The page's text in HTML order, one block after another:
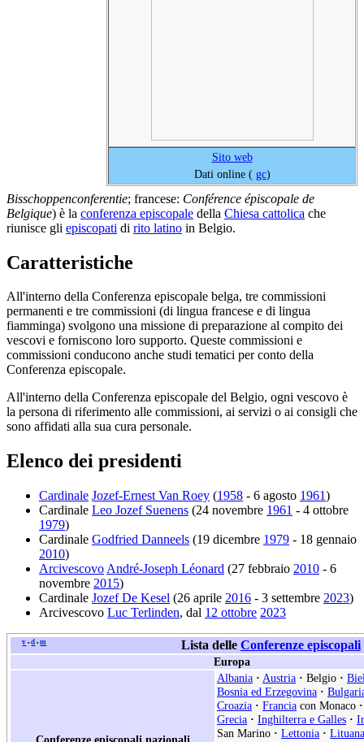
Sito web
Dati online ( gc)
Bisschoppenconferentie; francese: Conférence épiscopale de
Belgique) è la conferenza episcopale della Chiesa cattolica che
riunisce gli episcopati di rito latino in Belgio.
Caratteristiche
All'interno della Conferenza episcopale belga, tre commissioni
permanenti e tre commissioni (di lingua francese e di lingua
fiamminga) svolgono una missione di preparazione al compito dei
vescovi e forniscono loro supporto. Queste commissioni e
commissioni conducono anche studi tematici per conto della
Conferenza episcopale.
All'interno della Conferenza episcopale del Belgio, ogni vescovo è
la persona di riferimento alle commissioni, ai servizi o ai consigli che
sono affidati alla sua cura personale.
Elenco dei presidenti
Cardinale Jozef-Ernest Van Roey (1958 - 6 agosto 1961)
Cardinale Leo Jozef Suenens (24 novembre 1961 - 4 ottobre
1979)
Cardinale Godfried Danneels (19 dicembre 1979 - 18 gennaio
2010)
Arcivescovo André-Joseph Léonard (27 febbraio 2010 - 6
novembre 2015)
Cardinale Jozef De Kesel (26 aprile 2016 - 3 settembre 2023)
Arcivescovo Luc Terlinden, dal 12 ottobre 2023
v • d • m Lista delle Conferenze episcopali
Europa
Albania · Austria · Belgio ·
Bosnia ed Erzegovina ·
Croazia · Francia con Monaco ·
Grecia · Inghilterra e Galles ·
San Marino · Lettonia · Lituana